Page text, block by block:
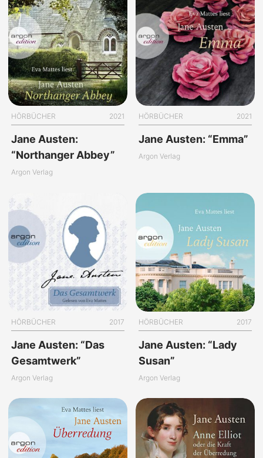
HÖRBÜCHER 2021
Jane Austen:
“Northanger Abbey”
Argon Verlag
HÖRBÜCHER 2021
Jane Austen: “Emma”
Argon Verlag
HÖRBÜCHER 2017
Jane Austen: “Das
Gesamtwerk”
Argon Verlag
HÖRBÜCHER 2017
Jane Austen: “Lady
Susan”
Argon Verlag